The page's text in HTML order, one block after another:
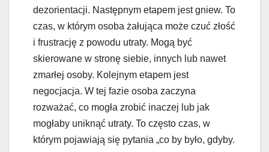
dezorientacji. Następnym etapem jest gniew. To
czas, w którym osoba żałująca może czuć złość
i frustrację z powodu utraty. Mogą być
skierowane w stronę siebie, innych lub nawet
zmarłej osoby. Kolejnym etapem jest
negocjacja. W tej fazie osoba zaczyna
rozważać, co mogła zrobić inaczej lub jak
mogłaby uniknąć utraty. To często czas, w
którym pojawiają się pytania „co by było, gdyby.